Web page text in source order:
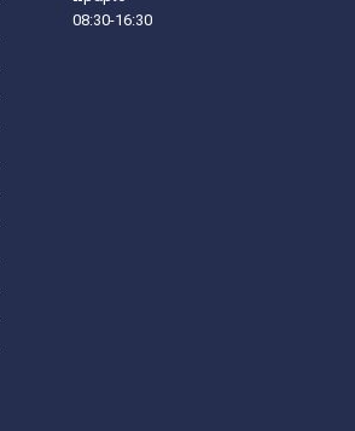
08:30-16:30